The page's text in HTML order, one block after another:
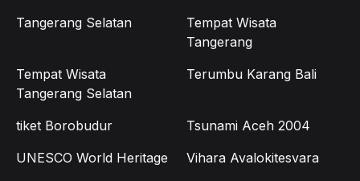
Tangerang Selatan
Tempat Wisata
Tangerang
Tempat Wisata
Tangerang Selatan
Terumbu Karang Bali
tiket Borobudur
Tsunami Aceh 2004
UNESCO World Heritage
Vihara Avalokitesvara